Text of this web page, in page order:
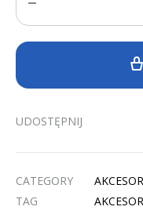
UDOSTĘPNIJ
CATEGORY
TAG